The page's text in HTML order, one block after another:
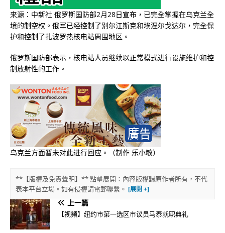
来源：中新社 俄罗斯国防部2月28日宣布，已完全掌握在乌克兰全
境的制空权。俄军已经控制了别尔江斯克和埃涅尔戈达尔，完全保
护和控制了扎波罗热核电站周围地区。
俄罗斯国防部表示，核电站人员继续以正常模式进行设施维护和控
制放射性的工作。
乌克兰方面暂未对此进行回应。（制作 乐小敏）
**【版權及免責聲明】** 點擊展開：內容版權歸原作者所有，不代
表本平台立場。如有侵權請電郵聯繫。
上一篇
【视频】纽约市第一选区市议员马泰就职典礼